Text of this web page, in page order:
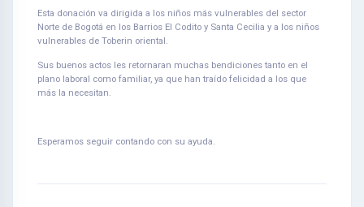
Esta donación va dirigida a los niños más vulnerables del sector
Norte de Bogotá en los Barrios El Codito y Santa Cecilia y a los niños
vulnerables de Toberin oriental.
Sus buenos actos les retornaran muchas bendiciones tanto en el
plano laboral como familiar, ya que han traído felicidad a los que
más la necesitan.
Esperamos seguir contando con su ayuda.